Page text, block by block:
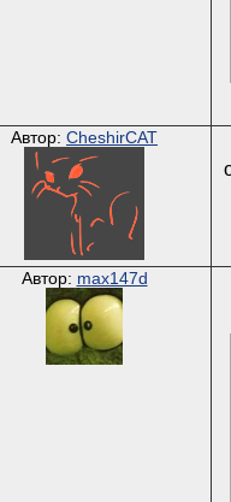
Автор: CheshirCAT
Автор: max147d